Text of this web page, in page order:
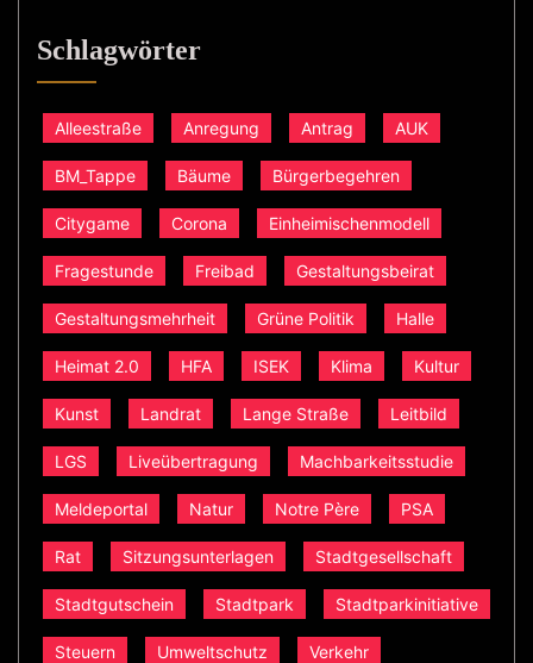
Schlagwörter
Alleestraße Anregung Antrag AUK
BM_Tappe Bäume Bürgerbegehren
Citygame Corona Einheimischenmodell
Fragestunde Freibad Gestaltungsbeirat
Gestaltungsmehrheit Grüne Politik Halle
Heimat 2.0 HFA ISEK Klima Kultur
Kunst Landrat Lange Straße Leitbild
LGS Liveübertragung Machbarkeitsstudie
Meldeportal Natur Notre Père PSA
Rat Sitzungsunterlagen Stadtgesellschaft
Stadtgutschein Stadtpark Stadtparkinitiative
Steuern Umweltschutz Verkehr